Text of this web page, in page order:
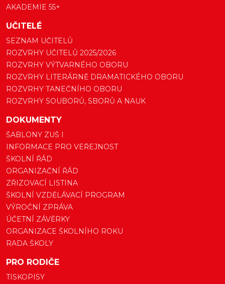
AKADEMIE 55+
UČITELÉ
SEZNAM UČITELŮ
ROZVRHY UČITELŮ 2025/2026
ROZVRHY VÝTVARNÉHO OBORU
ROZVRHY LITERÁRNĚ DRAMATICKÉHO OBORU
ROZVRHY TANEČNÍHO OBORU
ROZVRHY SOUBORŮ, SBORŮ A NAUK
DOKUMENTY
ŠABLONY ZUŠ I
INFORMACE PRO VEŘEJNOST
ŠKOLNÍ ŘÁD
ORGANIZAČNÍ ŘÁD
ZŘIZOVACÍ LISTINA
ŠKOLNÍ VZDĚLÁVACÍ PROGRAM
VÝROČNÍ ZPRÁVA
ÚČETNÍ ZÁVĚRKY
ORGANIZACE ŠKOLNÍHO ROKU
RADA ŠKOLY
PRO RODIČE
TISKOPISY